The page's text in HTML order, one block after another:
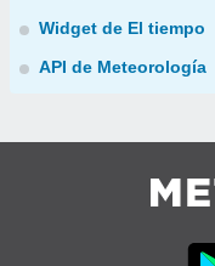
Widget de El tiempo
API de Meteorología